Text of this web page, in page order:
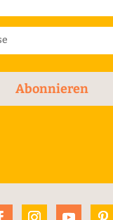
Abonnieren